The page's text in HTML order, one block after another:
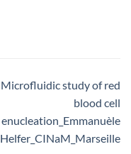
Microfluidic study of red
blood cell
enucleation_Emmanuèle
Helfer_CINaM_Marseille